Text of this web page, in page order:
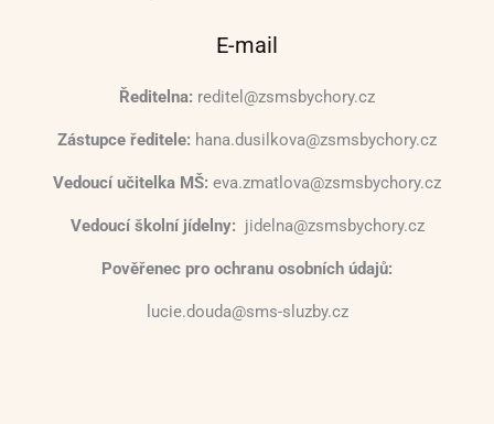
E-mail
Ředitelna: reditel@zsmsbychory.cz
Zástupce ředitele: hana.dusilkova@zsmsbychory.cz
Vedoucí učitelka MŠ: eva.zmatlova@zsmsbychory.cz
Vedoucí školní jídelny: jidelna@zsmsbychory.cz
Pověřenec pro ochranu osobních údajů:
lucie.douda@sms-sluzby.cz